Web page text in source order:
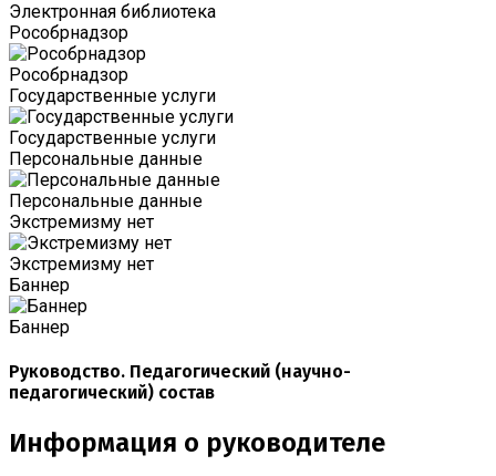
Электронная библиотека
Роcобрнадзор
Роcобрнадзор
Государственные услуги
Государственные услуги
Персональные данные
Персональные данные
Экстремизму нет
Экстремизму нет
Баннер
Баннер
Руководство. Педагогический (научно-
педагогический) состав
Информация о руководителе